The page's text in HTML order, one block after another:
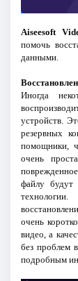
Aiseesoft
помочь
данными.
Иногда
устройств.
резервных
помощники,
очень
файлу будут
очень
видео, а
без проблем
подробным